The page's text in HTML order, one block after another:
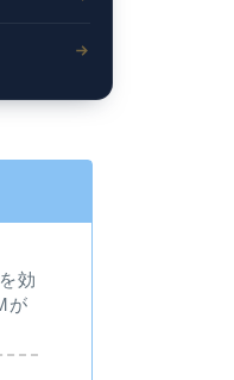
効
が